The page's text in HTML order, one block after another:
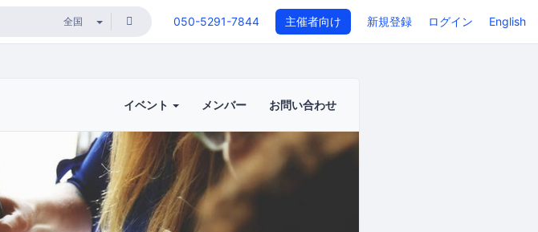
050-5291-7844 主催者向け 新規登録 ログイン English
イベント メンバー お問い合わせ